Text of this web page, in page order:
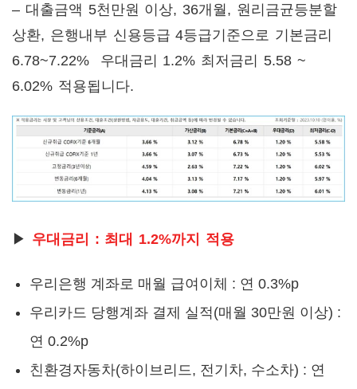
– 대출금액 5천만원 이상, 36개월, 원리금균등분할
상환, 은행내부 신용등급 4등급기준으로 기본금리
6.78~7.22% 우대금리 1.2% 최저금리 5.58 ~
6.02% 적용됩니다.
▶ 우대금리 : 최대 1.2%까지 적용
우리은행 계좌로 매월 급여이체 : 연 0.3%p
우리카드 당행계좌 결제 실적(매월 30만원 이상) :
연 0.2%p
친환경자동차(하이브리드, 전기차, 수소차) : 연